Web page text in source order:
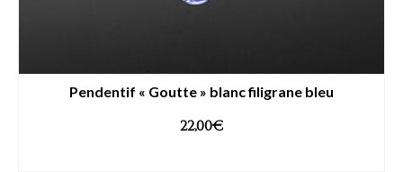
Pendentif « Goutte » blanc filigrane bleu
22,00€